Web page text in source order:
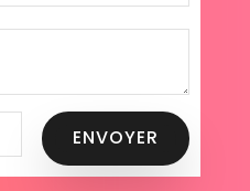
ENVOYER